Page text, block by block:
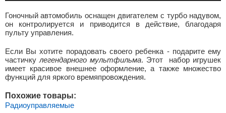
Гоночный автомобиль оснащен двигателем с турбо надувом,
он контролируется и приводится в действие, благодаря
пульту управления.
Если Вы хотите порадовать своего ребенка - подарите ему
частичку легендарного мультфильма. Этот набор игрушек
имеет красивое внешнее оформление, а также множество
функций для яркого времяпровождения.
Похожие товары:
Радиоуправляемые